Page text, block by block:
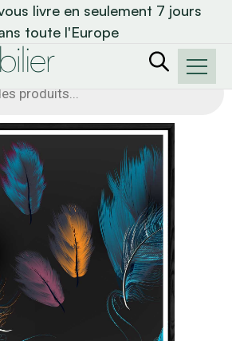
livre en seulement 7 jours
toute l'Europe